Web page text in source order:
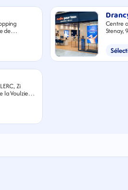
de
Centre
Stenay,
Zi
la Voulzie,